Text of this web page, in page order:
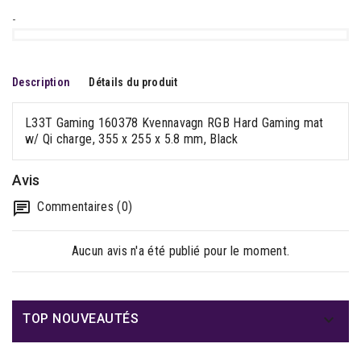
-
Description Détails du produit
L33T Gaming 160378 Kvennavagn RGB Hard Gaming mat
w/ Qi charge, 355 x 255 x 5.8 mm, Black
Avis
Commentaires (0)
Aucun avis n'a été publié pour le moment.
TOP NOUVEAUTÉS 